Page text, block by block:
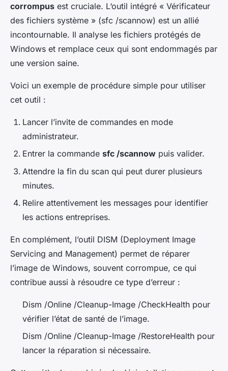
corrompus est cruciale. L‘outil intégré « Vérificateur
des fichiers système » (sfc /scannow) est un allié
incontournable. Il analyse les fichiers protégés de
Windows et remplace ceux qui sont endommagés par
une version saine.
Voici un exemple de procédure simple pour utiliser
cet outil :
Lancer l’invite de commandes en mode
administrateur.
Entrer la commande sfc /scannow puis valider.
Attendre la fin du scan qui peut durer plusieurs
minutes.
Relire attentivement les messages pour identifier
les actions entreprises.
En complément, l’outil DISM (Deployment Image
Servicing and Management) permet de réparer
l’image de Windows, souvent corrompue, ce qui
contribue aussi à résoudre ce type d’erreur :
Dism /Online /Cleanup-Image /CheckHealth pour
vérifier l’état de santé de l’image.
Dism /Online /Cleanup-Image /RestoreHealth pour
lancer la réparation si nécessaire.